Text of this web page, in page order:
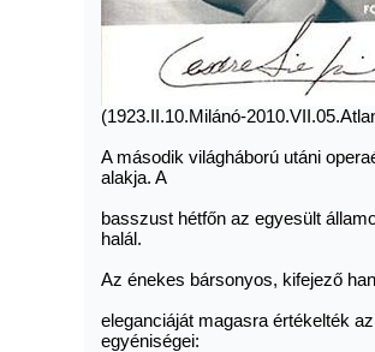
(1923.II.10.Milánó-
A második világháború utáni
alakja. A
basszust hétfőn az egyesült
halál.
Az énekes bársonyos, kifejező
eleganciáját magasra értékelték
egyéniségei: